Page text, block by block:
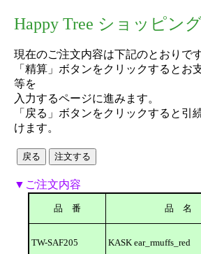
Happy Tree ショッピン
現在のご注文内容は下記のとおりです
「精算」ボタンをクリックするとお
等を
入力するページに進みます。
「戻る」ボタンをクリックすると引
けます。
▼ご注文内容
品 番 品 名
TW-SAF205 KASK ear_rmuffs_red